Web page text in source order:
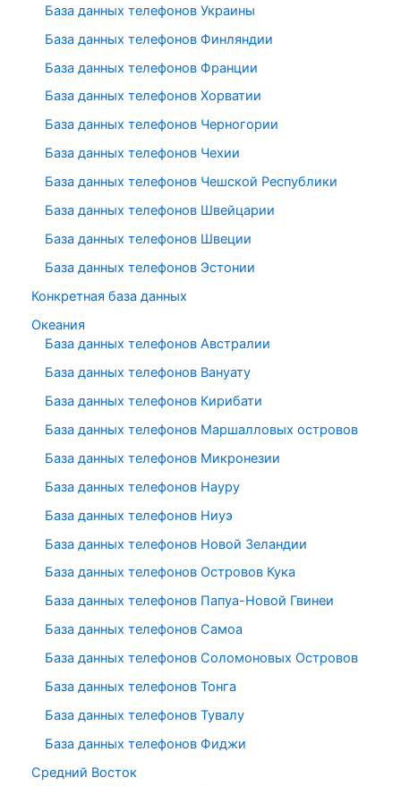
База данных телефонов Украины
База данных телефонов Финляндии
База данных телефонов Франции
База данных телефонов Хорватии
База данных телефонов Черногории
База данных телефонов Чехии
База данных телефонов Чешской Республики
База данных телефонов Швейцарии
База данных телефонов Швеции
База данных телефонов Эстонии
Конкретная база данных
Океания
База данных телефонов Австралии
База данных телефонов Вануату
База данных телефонов Кирибати
База данных телефонов Маршалловых островов
База данных телефонов Микронезии
База данных телефонов Науру
База данных телефонов Ниуэ
База данных телефонов Новой Зеландии
База данных телефонов Островов Кука
База данных телефонов Папуа-Новой Гвинеи
База данных телефонов Самоа
База данных телефонов Соломоновых Островов
База данных телефонов Тонга
База данных телефонов Тувалу
База данных телефонов Фиджи
Средний Восток